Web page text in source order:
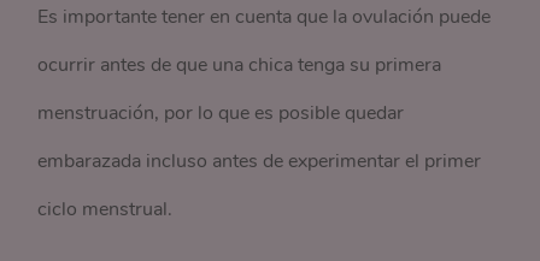
Es importante tener en cuenta que la ovulación puede
ocurrir antes de que una chica tenga su primera
menstruación, por lo que es posible quedar
embarazada incluso antes de experimentar el primer
ciclo menstrual.